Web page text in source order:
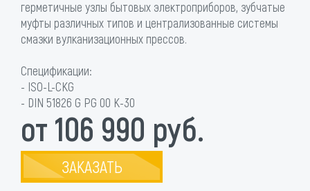
герметичные узлы бытовых электроприборов, зубчатые
муфты различных типов и централизованные системы
смазки вулканизационных прессов.
Спецификации:
- ISO-L-CKG
- DIN 51826 G PG 00 K-30
от 106 990 руб.
ЗАКАЗАТЬ